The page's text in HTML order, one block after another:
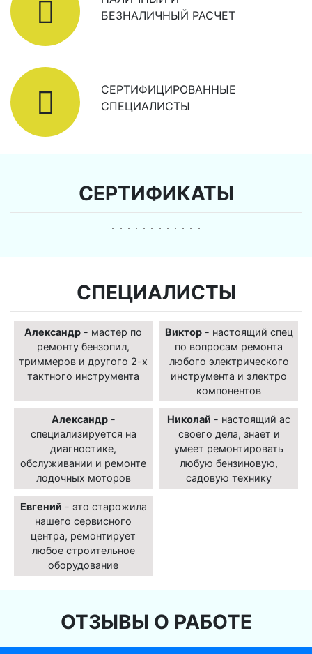
БЕЗНАЛИЧНЫЙ РАСЧЕТ
СЕРТИФИЦИРОВАННЫЕ
СПЕЦИАЛИСТЫ
СЕРТИФИКАТЫ
СПЕЦИАЛИСТЫ
Александр - мастер по
ремонту бензопил,
триммеров и другого 2-х
тактного инструмента
Виктор- настоящий спец
по вопросам ремонта
любого электрического
инструмента и электро
компонентов
Александр-
специализируется на
диагностике,
обслуживании и ремонте
лодочных моторов
Николай - настоящий ас
своего дела, знает и
умеет ремонтировать
любую бензиновую,
садовую технику
Евгений - это старожила
нашего сервисного
центра, ремонтирует
любое строительное
оборудование
ОТЗЫВЫ О РАБОТЕ